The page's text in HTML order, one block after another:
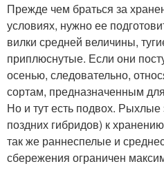
Прежде чем браться за
условиях, нужно ее
вилки средней величины,
приплюснутые. Если они
осенью, следовательно,
сортам, предназначенным
Но и тут есть подвох.
поздних гибридов) к
так же раннеспелые и
сбережения ограничен